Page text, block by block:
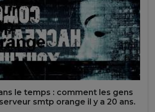
le temps : comment les gens
smtp orange il y a 20 ans.